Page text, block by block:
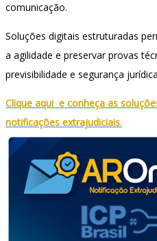
comunicação.
Soluções digitais estruturadas
a agilidade e preservar provas
previsibilidade e segurança
Clique aqui e conheça as
notificações extrajudiciais.